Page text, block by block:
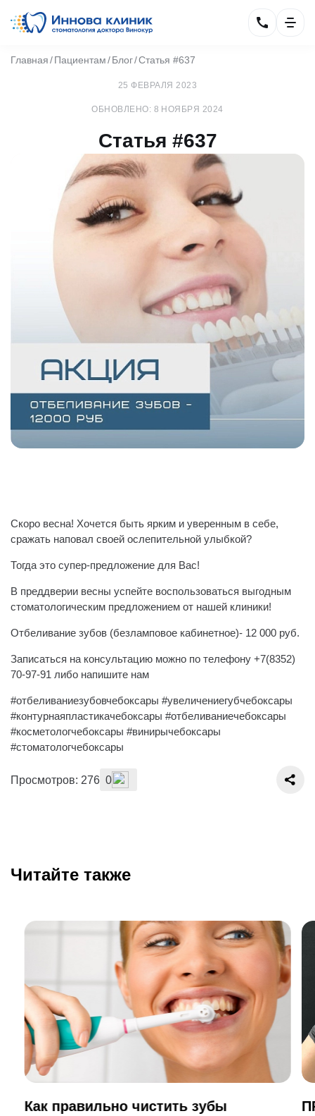
Главная Пациентам Блог Статья #637
25 ФЕВРАЛЯ 2023
ОБНОВЛЕНО: 8 НОЯБРЯ 2024
Статья #637
Скоро весна! Хочется быть ярким и уверенным в себе,
сражать наповал своей ослепительной улыбкой?
Тогда это супер-предложение для Вас!
В преддверии весны успейте воспользоваться выгодным
стоматологическим предложением от нашей клиники!
Отбеливание зубов (безламповое кабинетное)- 12 000 руб.
Записаться на консультацию можно по телефону +7(8352)
70-97-91 либо напишите нам
#отбеливаниезубовчебоксары #увеличениегубчебоксары
#контурнаяпластикачебоксары #отбеливаниечебоксары
#косметологчебоксары #винирычебоксары
#стоматологчебоксары
Просмотров: 276 0
Читайте также
Как правильно чистить зубы